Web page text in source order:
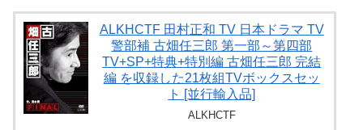
ALKHCTF 田村正和 TV 日本ドラマ TV
警部補 古畑任三郎 第一部～第四部
TV+SP+特典+特別編 古畑任三郎 完結
編 を収録した21枚組TVボックスセッ
ト [並行輸入品]
ALKHCTF